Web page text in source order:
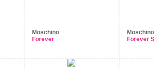
Moschino
Forever
Moschino
Forever